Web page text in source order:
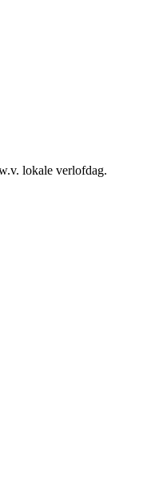
lokale verlofdag.